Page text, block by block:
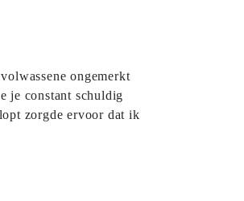
ongemerkt
je constant schuldig
zorgde ervoor dat ik